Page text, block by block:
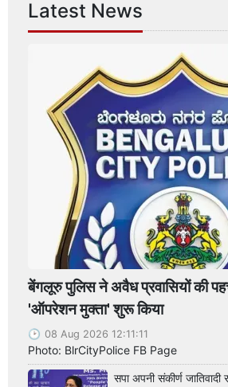
Latest News
बेंगलूरु पुलिस ने अवैध प्रवासियों की
'ऑपरेशन मुक्ता' शुरू किया
08 Aug 2026 12:11:11
Photo: BlrCityPolice FB Page
सपा अपनी संकीर्ण जातिवादी